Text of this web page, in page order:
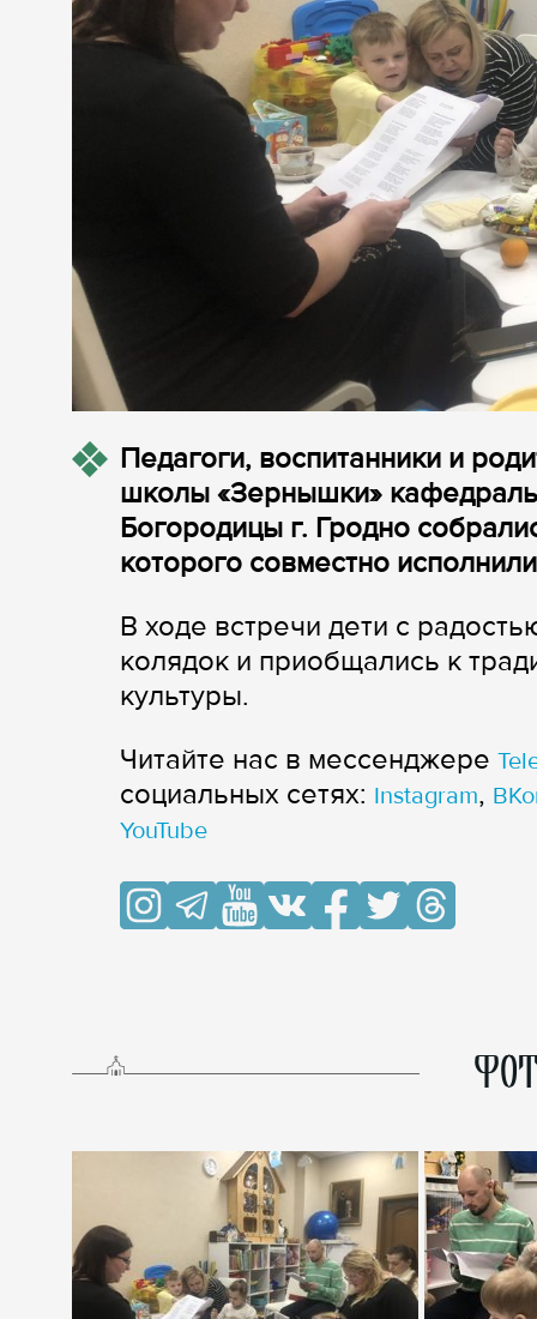
Педагоги, воспитанники и
школы «Зернышки»
Богородицы г. Гродно
которого совместно
В ходе встречи дети с
колядок и приобщались к
культуры.
Читайте нас в мессенджере
cоциальных сетях: Instagram,
YouTube